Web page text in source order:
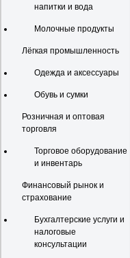
напитки и вода
Молочные продукты
Лёгкая промышленность
Одежда и аксессуары
Обувь и сумки
Розничная и оптовая
торговля
Торговое оборудование
и инвентарь
Финансовый рынок и
страхование
Бухгалтерские услуги и
налоговые
консультации